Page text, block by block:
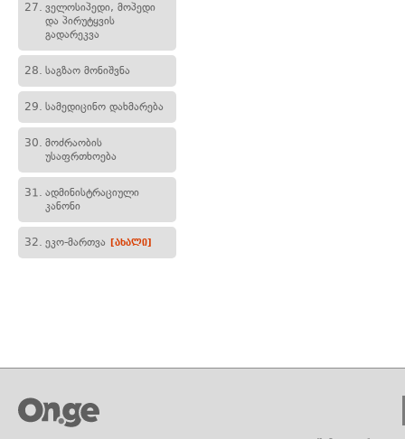
27. ველოსიპედი, მოპედი
და პირუტყვის
გადარეკვა
28. საგზაო მონიშვნა
29. სამედიცინო დახმარება
30. მოძრაობის
უსაფრთხოება
31. ადმინისტრაციული
კანონი
32. ეკო-მართვა [ახალი]